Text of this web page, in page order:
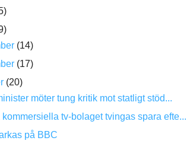
(14)
(17)
(20)
möter tung kritik mot statligt stöd...
kommersiella tv-bolaget tvingas spara efte...
på BBC